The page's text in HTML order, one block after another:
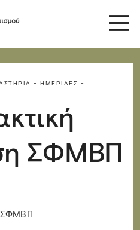
- ΗΜΕΡΊΔΕΣ -
ΣΦΜΒΠ
ΣΦΜΒΠ